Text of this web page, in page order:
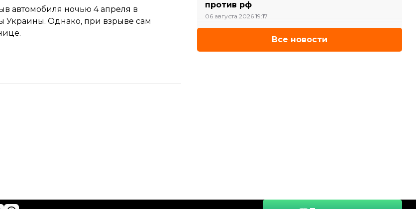
автомобиля ночью 4 апреля в
Украины. Однако, при взрыве сам
против рф
06 августа 2026 19:17
Все новости